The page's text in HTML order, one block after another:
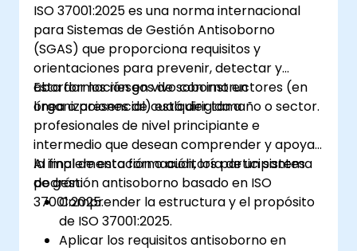
implementar los requisitos de ISO/IEC
27001 en el contexto específico de una
organización
Adquirir el conocimiento necesario para
apoyar a una organización en la
planificación, implementación, gestión,
monitoreo y mantenimiento efectivos de
un SIGSI
ISO 37001:2025 es una norma internacional
para Sistemas de Gestión Antisoborno
(SGAS) que proporciona requisitos y
orientaciones para prevenir, detectar y
abordar los riesgos de soborno en
organizaciones de cualquier tamaño o sector.
Esta formación en vivo con instructores (en
línea o presencial) está dirigida a
profesionales de nivel principiante e
intermedio que desean comprender y apoyar
la implementación o auditoría de un sistema
de gestión antisoborno basado en ISO
37001:2025.
Al final de esta formación, los participantes
podrán:
Comprender la estructura y el propósito
de ISO 37001:2025.
Aplicar los requisitos antisoborno en